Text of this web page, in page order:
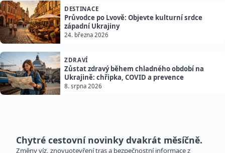
DESTINACE
Průvodce po Lvově: Objevte kulturní srdce
západní Ukrajiny
24. března 2026
ZDRAVÍ
Zůstat zdravý během chladného období na
Ukrajině: chřipka, COVID a prevence
8. srpna 2026
Chytré cestovní novinky dvakrát měsíčně.
Změny víz, znovuotevření tras a bezpečnostní informace z